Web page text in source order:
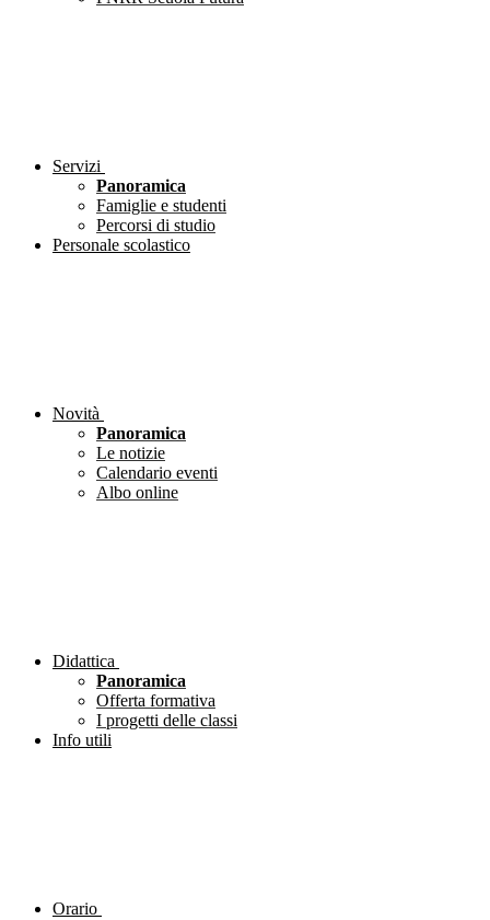
Servizi
Panoramica
Famiglie e studenti
Percorsi di studio
Personale scolastico
Novità
Panoramica
Le notizie
Calendario eventi
Albo online
Didattica
Panoramica
Offerta formativa
I progetti delle classi
Info utili
Orario